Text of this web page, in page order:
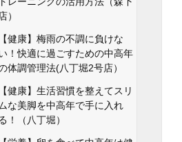
店）
【健康】梅雨の不調に負けな
！快適に過ごすための中高年
体調管理法(八丁堀2号店）
【健康】生活習慣を整えてスリ
ムな美脚を中高年で手に入れ
！（八丁堀）